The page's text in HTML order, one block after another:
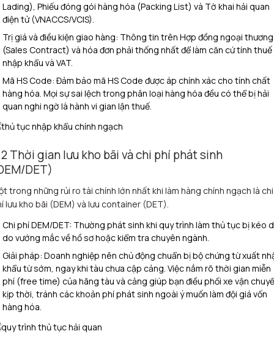
Lading), Phiếu đóng gói hàng hóa (Packing List) và Tờ khai hải quan
điện tử (VNACCS/VCIS).
Trị giá và điều kiện giao hàng: Thông tin trên Hợp đồng ngoại thương
(Sales Contract) và hóa đơn phải thống nhất để làm căn cứ tính thuế
nhập khẩu và VAT.
Mã HS Code: Đảm bảo mã HS Code được áp chính xác cho tính chất
hàng hóa. Mọi sự sai lệch trong phân loại hàng hóa đều có thể bị hải
quan nghi ngờ là hành vi gian lận thuế.
Thời gian lưu kho bãi và chi phí phát sinh
DET)
trong những rủi ro tài chính lớn nhất khi làm hàng chính ngạch là chi
lưu kho bãi (DEM) và lưu container (DET).
Chi phí DEM/DET: Thường phát sinh khi quy trình làm thủ tục bị kéo
do vướng mắc về hồ sơ hoặc kiểm tra chuyên ngành.
Giải pháp: Doanh nghiệp nên chủ động chuẩn bị bộ chứng từ xuất
khẩu từ sớm, ngay khi tàu chưa cập cảng. Việc nắm rõ thời gian miễn
phí (free time) của hãng tàu và cảng giúp bạn điều phối xe vận
kịp thời, tránh các khoản phí phát sinh ngoài ý muốn làm đội giá vốn
hàng hóa.